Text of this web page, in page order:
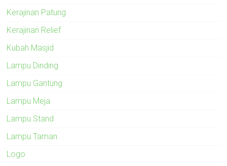
Kerajinan Patung
Kerajinan Relief
Kubah Masjid
Lampu Dinding
Lampu Gantung
Lampu Meja
Lampu Stand
Lampu Taman
Logo